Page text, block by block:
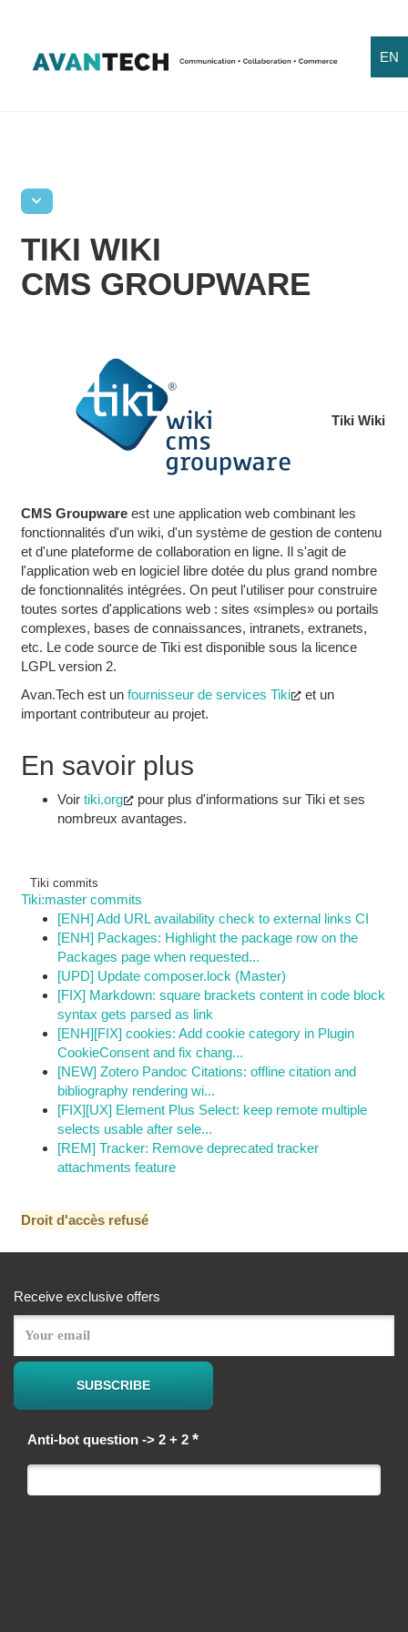
EN
TIKI WIKI
CMS GROUPWARE
Tiki Wiki
CMS Groupwareest une application web combinant les
fonctionnalités d'un wiki, d'un système de gestion de contenu
et d'une plateforme de collaboration en ligne. Il s'agit de
l'application web en logiciel libre dotée du plus grand nombre
de fonctionnalités intégrées. On peut l'utiliser pour construire
toutes sortes d'applications web : sites «simples» ou portails
complexes, bases de connaissances, intranets, extranets,
etc. Le code source de Tiki est disponible sous la licence
LGPL version 2.
Avan.Tech est un fournisseur de services Tiki
et un
important contributeur au projet.
En savoir plus
Voir tiki.org
pour plus d'informations sur Tiki et ses
nombreux avantages.
Tiki commits
Tiki:master commits
[ENH] Add URL availability check to external links CI
[ENH] Packages: Highlight the package row on the
Packages page when requested...
[UPD] Update composer.lock (Master)
[FIX] Markdown: square brackets content in code block
syntax gets parsed as link
[ENH][FIX] cookies: Add cookie category in Plugin
CookieConsent and fix chang...
[NEW] Zotero Pandoc Citations: offline citation and
bibliography rendering wi...
[FIX][UX] Element Plus Select: keep remote multiple
selects usable after sele...
[REM] Tracker: Remove deprecated tracker
attachments feature
Droit d'accès refusé
Receive exclusive offers
Anti-bot question -> 2 + 2 *